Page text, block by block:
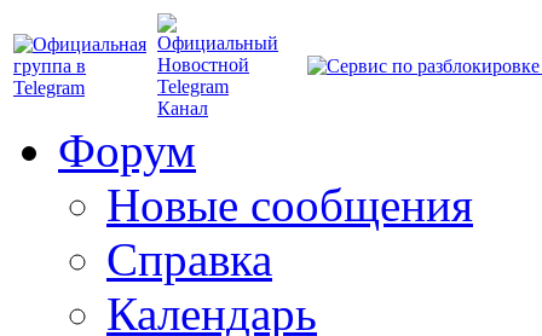
Форум
Новые сообщения
Справка
Календарь